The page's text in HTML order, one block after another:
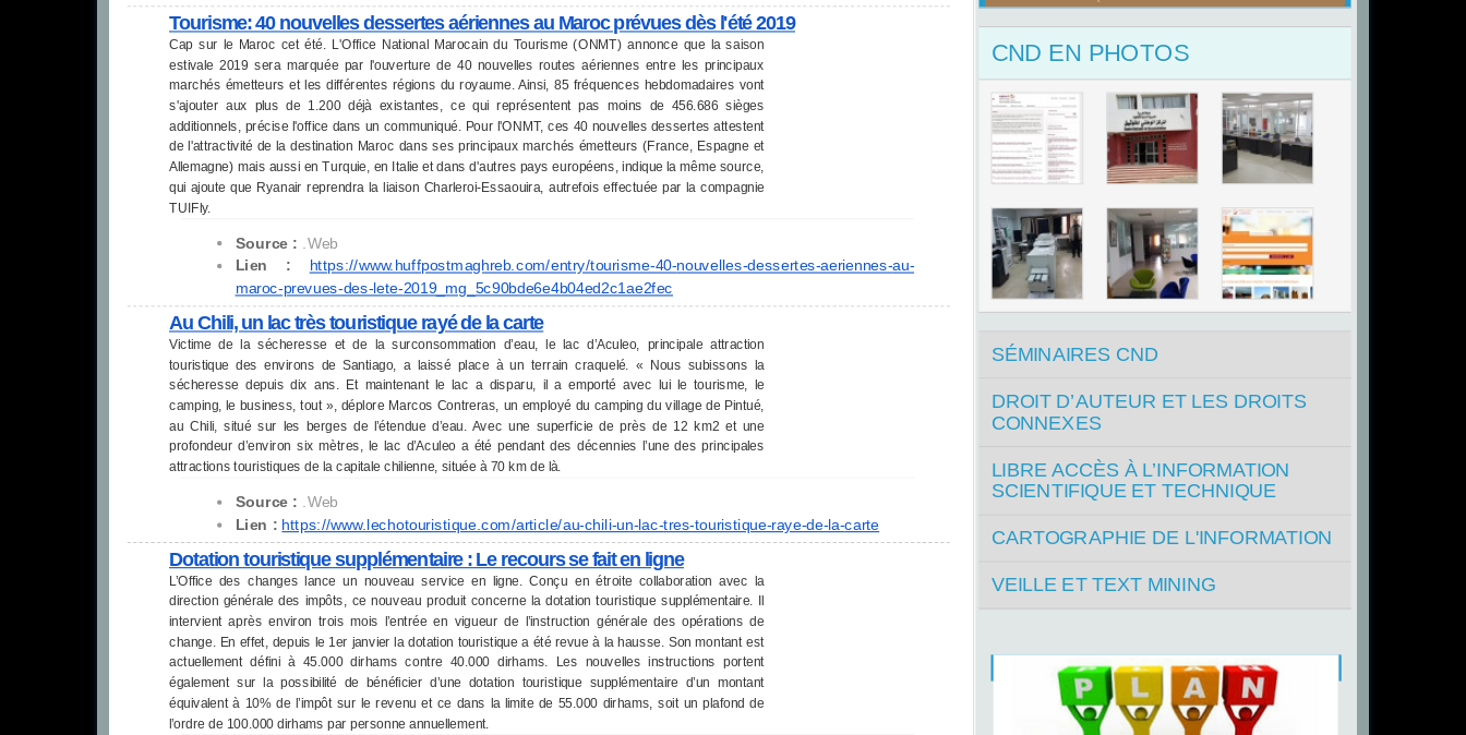
Tourisme: 40 nouvelles dessertes aériennes au Maroc prévues dès l'été 2019
Cap sur le Maroc cet été. L'Office National Marocain du Tourisme (ONMT) annonce que la saison
estivale 2019 sera marquée par l'ouverture de 40 nouvelles routes aériennes entre les principaux
marchés émetteurs et les différentes régions du royaume. Ainsi, 85 fréquences hebdomadaires vont
s'ajouter aux plus de 1.200 déjà existantes, ce qui représentent pas moins de 456.686 sièges
additionnels, précise l'office dans un communiqué. Pour l'ONMT, ces 40 nouvelles dessertes attestent
de l'attractivité de la destination Maroc dans ses principaux marchés émetteurs (France, Espagne et
Allemagne) mais aussi en Turquie, en Italie et dans d'autres pays européens, indique la même source,
qui ajoute que Ryanair reprendra la liaison Charleroi-Essaouira, autrefois effectuée par la compagnie
TUIFly.
Source :
.Web
Lien : https://www.huffpostmaghreb.com/entry/tourisme-40-nouvelles-dessertes-aeriennes-au-
maroc-prevues-des-lete-2019_mg_ 5c90bde6e4b04ed2c1ae2fec
Au Chili, un lac très touristique rayé de la carte
Victime de la sécheresse et de la surconsommation d’eau, le lac d’Aculeo, principale attraction
touristique des environs de Santiago, a laissé place à un terrain craquelé. « Nous subissons la
sécheresse depuis dix ans. Et maintenant le lac a disparu, il a emporté avec lui le tourisme, le
camping, le business, tout », déplore Marcos Contreras, un employé du camping du village de Pintué,
au Chili, situé sur les berges de l’étendue d’eau. Avec une superficie de près de 12 km2 et une
profondeur d’environ six mètres, le lac d’Aculeo a été pendant des décennies l’une des principales
attractions touristiques de la capitale chilienne, située à 70 km de là.
Source : .Web
Lien : https://www.lechotouristique.com/article/au-chili-un-lac-tres-touristique-raye-de-la-carte
Dotation touristique supplémentaire : Le recours se fait en ligne
L’Office des changes lance un nouveau service en ligne. Conçu en étroite collaboration avec la
direction générale des impôts, ce nouveau produit concerne la dotation touristique supplémentaire. Il
intervient après environ trois mois l’entrée en vigueur de l’instruction générale des opérations de
change. En effet, depuis le 1er janvier la dotation touristique a été revue à la hausse. Son montant est
actuellement défini à 45.000 dirhams contre 40.000 dirhams. Les nouvelles instructions portent
également sur la possibilité de bénéficier d’une dotation touristique supplémentaire d’un montant
équivalent à 10% de l’impôt sur le revenu et ce dans la limite de 55.000 dirhams, soit un plafond de
l’ordre de 100.000 dirhams par personne annuellement.
CND EN PHOTOS
SÉMINAIRES CND
DROIT D’AUTEUR ET LES DROITS
CONNEXES
LIBRE ACCÈS À L’INFORMATION
SCIENTIFIQUE ET TECHNIQUE
CARTOGRAPHIE DE L'INFORMATION
VEILLE ET TEXT MINING